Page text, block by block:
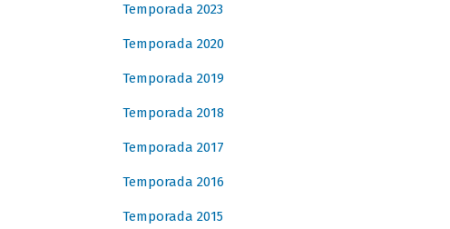
Temporada 2023
Temporada 2020
Temporada 2019
Temporada 2018
Temporada 2017
Temporada 2016
Temporada 2015